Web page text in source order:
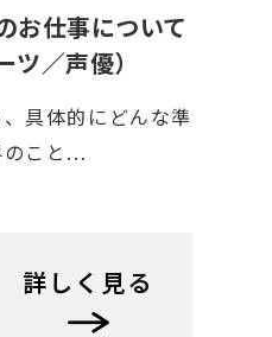
お仕事について
ツ／声優）
具体的にどんな準
こと...
詳しく見る